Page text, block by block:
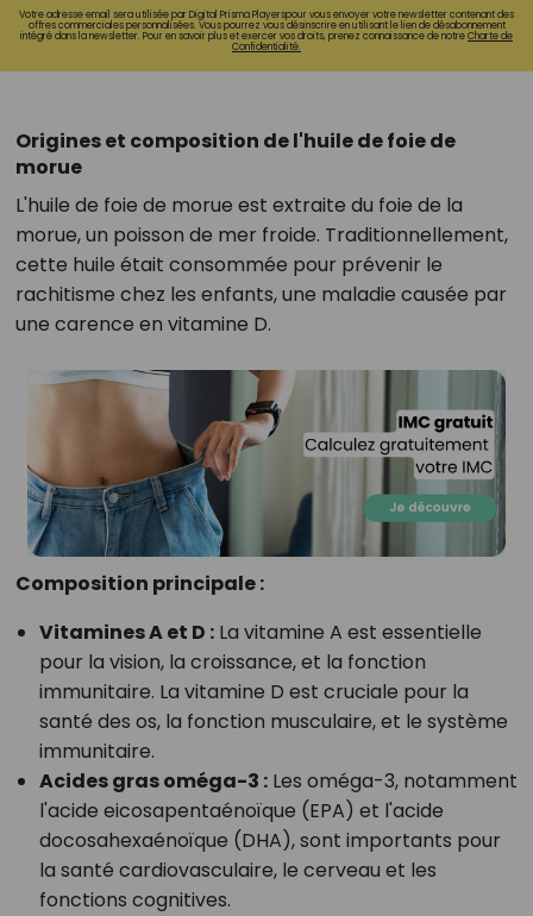
Votre adresse email sera utilisée par Digital Prisma Playerspour vous envoyer votre newsletter contenant des
offres commerciales personnalisées. Vous pourrez vous désinscrire en utilisant le lien de désabonnement
intégré dans la newsletter. Pour en savoir plus et exercer vos droits, prenez connaissance de notreCharte de
Confidentialité.
Origines et composition de l'huile de foie de
morue
L'huile de foie de morue est extraite du foie de la
morue, un poisson de mer froide. Traditionnellement,
cette huile était consommée pour prévenir le
rachitisme chez les enfants, une maladie causée par
une carence en vitamine D.
Composition principale :
Vitamines A et D :La vitamine A est essentielle
pour la vision, la croissance, et la fonction
immunitaire. La vitamine D est cruciale pour la
santé des os, la fonction musculaire, et le système
immunitaire.
Acides gras oméga-3 :Les oméga-3, notamment
l'acide eicosapentaénoïque (EPA) et l'acide
docosahexaénoïque (DHA), sont importants pour
la santé cardiovasculaire, le cerveau et les
fonctions cognitives.